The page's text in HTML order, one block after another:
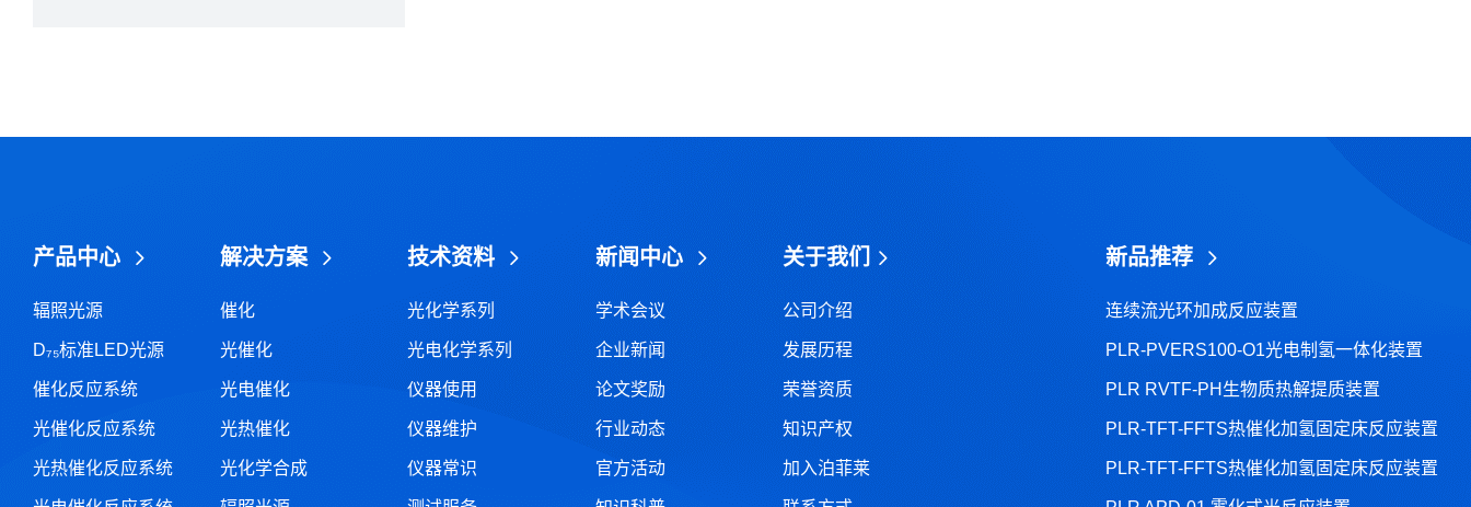
产品中心
辐照光源
D₇₅标准LED光源
催化反应系统
光催化反应系统
光热催化反应系统
解决方案
催化
光催化
光电催化
光热催化
光化学合成
技术资料
光化学系列
光电化学系列
仪器使用
仪器维护
仪器常识
新闻中心
学术会议
企业新闻
论文奖励
行业动态
官方活动
关于我们
公司介绍
发展历程
荣誉资质
知识产权
加入泊菲莱
新品推荐
连续流光环加成反应装置
PLR-PVERS100-O1光电制氢一体化装置
PLR RVTF-PH生物质热解提质装置
PLR-TFT-FFTS热催化加氢固定床反应装置
PLR-TFT-FFTS热催化加氢固定床反应装置